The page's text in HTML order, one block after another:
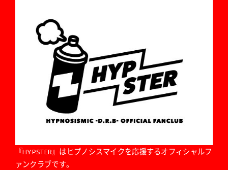
『HYPSTER』はヒプノシスマイクを応援するオフィシャルフ
ァンクラブです。